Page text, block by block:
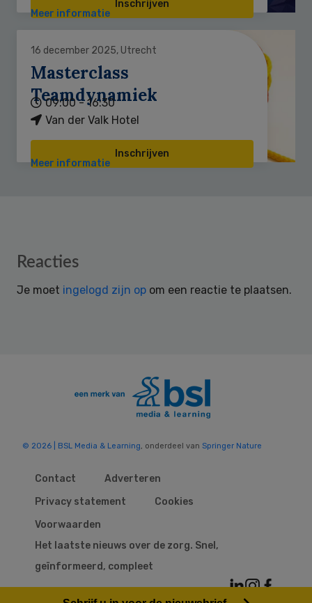
Inschrijven
Meer informatie
16 december 2025, Utrecht
Masterclass
Teamdynamiek
09:00 - 16:30
Van der Valk Hotel
Inschrijven
Meer informatie
Reader
Reacties
Je moet ingelogd zijn op om een reactie te plaatsen.
© 2026 | BSL Media & Learning , onderdeel van Springer Nature
Contact
Adverteren
Privacy statement
Cookies
Voorwaarden
Het laatste nieuws over de zorg. Snel,
geïnformeerd, compleet